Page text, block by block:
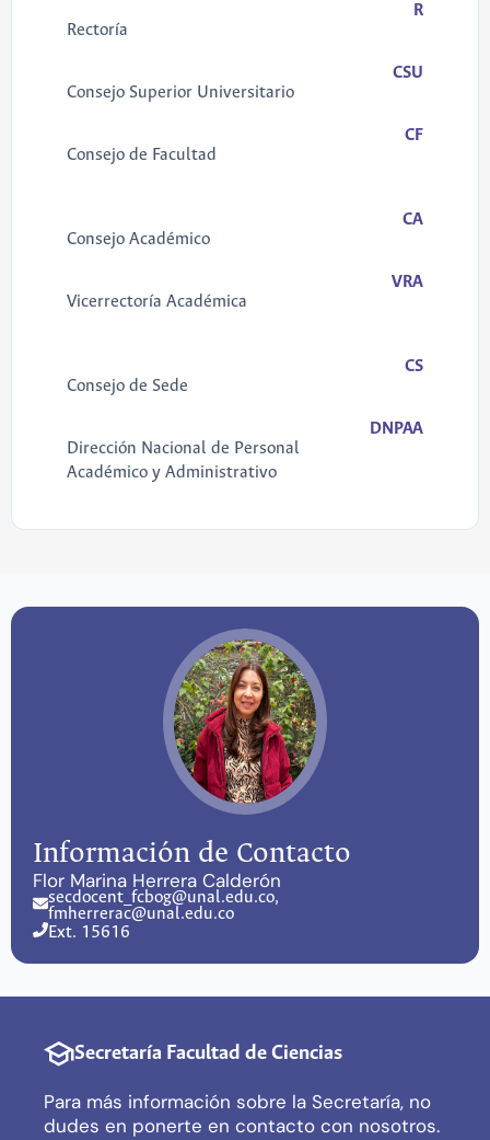
R
Rectoría
CSU
Consejo Superior Universitario
CF
Consejo de Facultad
CA
Consejo Académico
VRA
Vicerrectoría Académica
CS
Consejo de Sede
DNPAA
Dirección Nacional de Personal
Académico y Administrativo
Información de Contacto
Flor Marina Herrera Calderón
secdocent_fcbog@unal.edu.co,
fmherrerac@unal.edu.co
Ext. 15616
Secretaría Facultad de Ciencias
Para más información sobre la Secretaría, no
dudes en ponerte en contacto con nosotros.